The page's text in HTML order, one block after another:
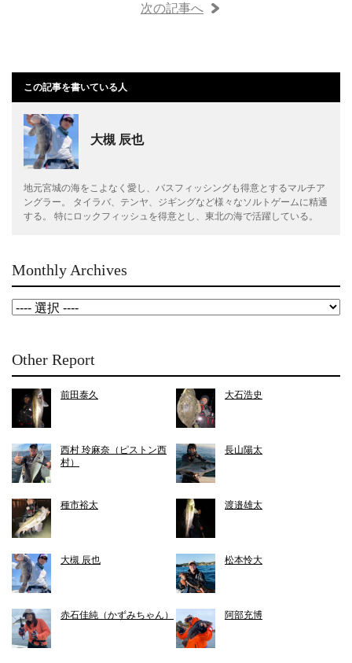
次の記事へ
この記事を書いている人
大槻 辰也
地元宮城の海をこよなく愛し、バスフィッシングも得意とするマルチア
ングラー。 タイラバ、テンヤ、ジギングなど様々なソルトゲームに精通
する。 特にロックフィッシュを得意とし、東北の海で活躍している。
Monthly Archives
Other Report
前田泰久 大石浩史
西村 玲麻奈（ピストン西
村）
長山陽太
種市裕太 渡邉雄太
大槻 辰也 松本怜大
赤石佳純（かずみちゃん） 阿部充博